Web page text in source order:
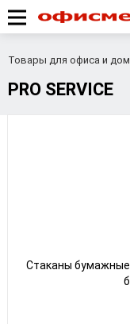
Товары для офиса и
PRO SERVICE
Стаканы